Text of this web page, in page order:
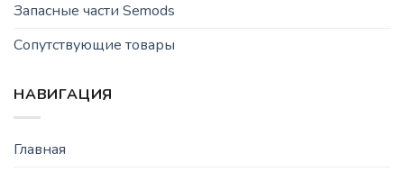
Запасные части Semods
Сопутствующие товары
НАВИГАЦИЯ
Главная